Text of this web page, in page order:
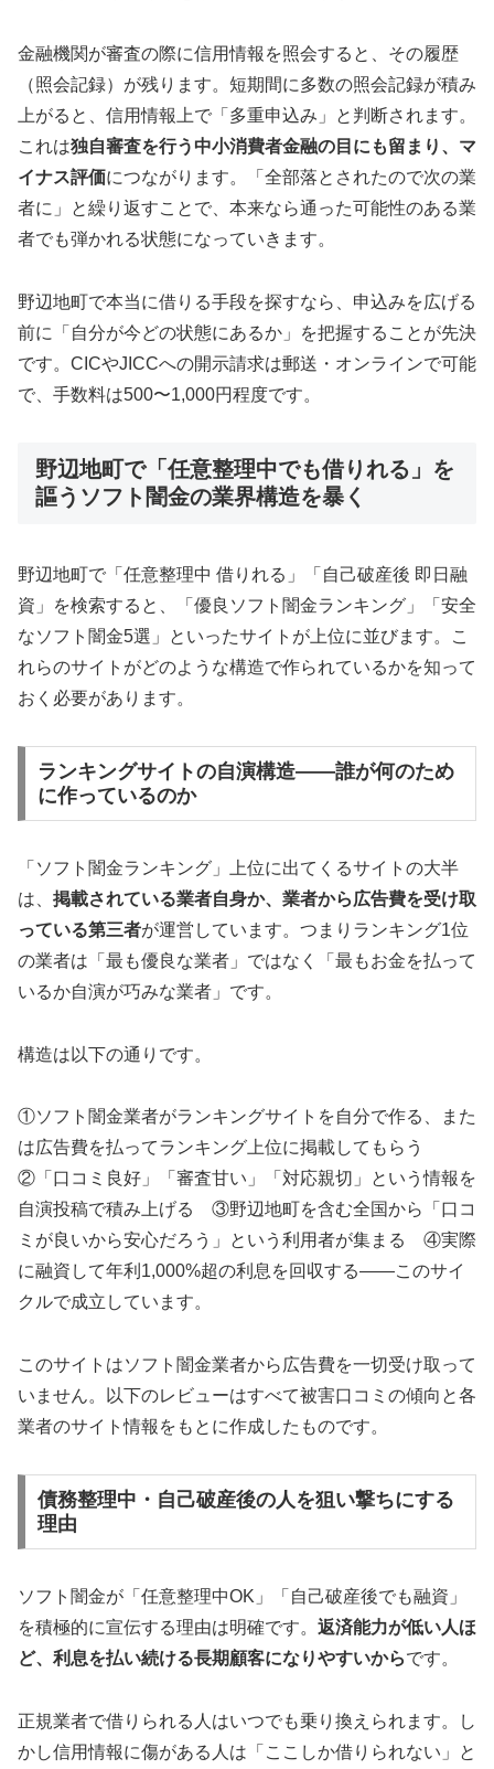
金融機関が審査の際に信用情報を照会すると、その履歴
（照会記録）が残ります。短期間に多数の照会記録が積み
上がると、信用情報上で「多重申込み」と判断されます。
これは独自審査を行う中小消費者金融の目にも留まり、マ
イナス評価につながります。「全部落とされたので次の業
者に」と繰り返すことで、本来なら通った可能性のある業
者でも弾かれる状態になっていきます。
野辺地町で本当に借りる手段を探すなら、申込みを広げる
前に「自分が今どの状態にあるか」を把握することが先決
です。CICやJICCへの開示請求は郵送・オンラインで可能
で、手数料は500〜1,000円程度です。
野辺地町で「任意整理中でも借りれる」を
謳うソフト闇金の業界構造を暴く
野辺地町で「任意整理中 借りれる」「自己破産後 即日融
資」を検索すると、「優良ソフト闇金ランキング」「安全
なソフト闇金5選」といったサイトが上位に並びます。こ
れらのサイトがどのような構造で作られているかを知って
おく必要があります。
ランキングサイトの自演構造——誰が何のため
に作っているのか
「ソフト闇金ランキング」上位に出てくるサイトの大半
は、 掲載されている業者自身か、業者から広告費を受け取
っている第三者が運営しています。つまりランキング1位
の業者は「最も優良な業者」ではなく「最もお金を払って
いるか自演が巧みな業者」です。
構造は以下の通りです。
①ソフト闇金業者がランキングサイトを自分で作る、また
は広告費を払ってランキング上位に掲載してもらう
②「口コミ良好」「審査甘い」「対応親切」という情報を
自演投稿で積み上げる ③野辺地町を含む全国から「口コ
ミが良いから安心だろう」という利用者が集まる ④実際
に融資して年利1,000%超の利息を回収する——このサイ
クルで成立しています。
このサイトはソフト闇金業者から広告費を一切受け取って
いません。以下のレビューはすべて被害口コミの傾向と各
業者のサイト情報をもとに作成したものです。
債務整理中・自己破産後の人を狙い撃ちにする
理由
ソフト闇金が「任意整理中OK」「自己破産後でも融資」
を積極的に宣伝する理由は明確です。 返済能力が低い人ほ
ど、利息を払い続ける長期顧客になりやすいからです。
正規業者で借りられる人はいつでも乗り換えられます。し
かし信用情報に傷がある人は「ここしか借りられない」と